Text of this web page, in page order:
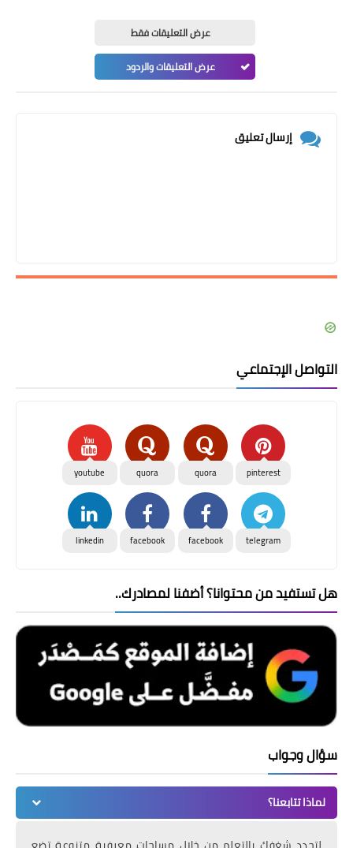
عرض التعليقات فقط
عرض التعليقات والردود
إرسال تعليق
التواصل الإجتماعي
pinterest
quora
quora
youtube
telegram
facebook
facebook
linkedin
هل تستفيد من محتوانا؟ أضفنا لمصادرك..
سؤال وجواب
لماذا تتابعنا؟